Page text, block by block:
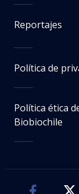
Reportajes
Política de
Política ética
Biobiochile